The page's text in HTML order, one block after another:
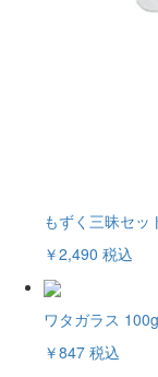
もずく三昧セ
￥2,490 税込
ワタガラス
￥847 税込